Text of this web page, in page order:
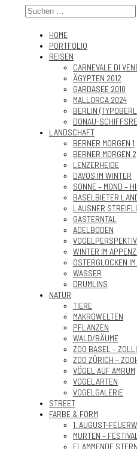
HOME
PORTFOLIO
REISEN
CARNEVALE DI
ÄGYPTEN 2012
GARDASEE 2010
MALLORCA 2024
BERLIN
DONAU-
LANDSCHAFT
BERNER MORGEN 1
BERNER MORGEN 2
LENZERHEIDE
DAVOS IM WINTER
SONNE – MOND –
BASELBIETER
LAUSNER
GASTERNTAL
ADELBODEN
WINTER IM
OSTERGLOCKEN
WASSER
DRUMLINS
NATUR
TIERE
MAKROWELTEN
PFLANZEN
WALD/BÄUME
ZOO BASEL – ZOLLI
ZOO ZÜRICH –
VÖGEL AUF AMRUM
VOGELARTEN
VOGELGALERIE
STREET
FARBE & FORM
1. AUGUST-
MURTEN –
FLAMMENDE